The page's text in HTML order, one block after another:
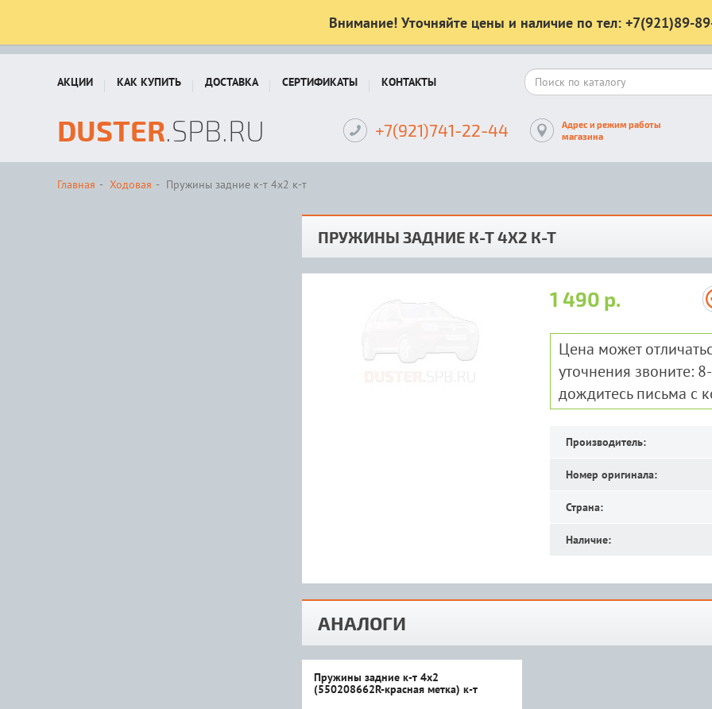
Внимание! Уточняйте цены и наличие по тел: +7(921)89-
АКЦИИ КАК КУПИТЬ ДОСТАВКА СЕРТИФИКАТЫ КОНТАКТЫ
DUSTER.SPB.RU +7(921)741-22-44
Адрес и режим работы
магазина
Главная Ходовая Пружины задние к-т 4х2 к-т
ПРУЖИНЫ ЗАДНИЕ К-Т 4Х2 К-Т
1 490 р.
Цена может
уточнения звоните:
дождитесь письма с
Производитель:
Номер оригинала:
Страна:
Наличие:
АНАЛОГИ
Пружины задние к-т 4х2
(550208662R-красная метка) к-т